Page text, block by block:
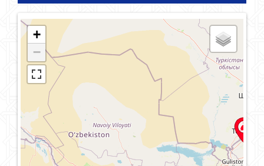
+
−